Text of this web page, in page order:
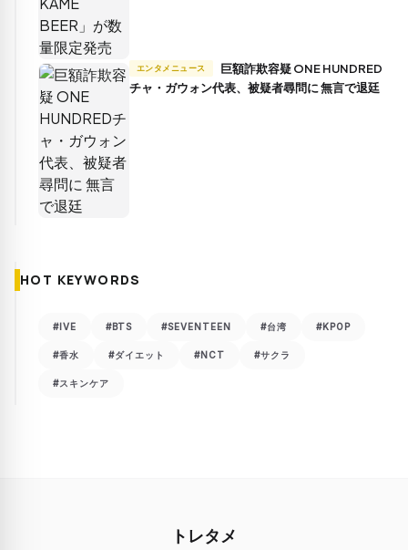
エンタメニュース
チャ・ガウォン代表、被疑者尋問に 無言で退廷
HOT KEYWORDS
#IVE #BTS #SEVENTEEN #台湾 #KPOP
#香水 #ダイエット #NCT #サクラ
#スキンケア
トレタメ